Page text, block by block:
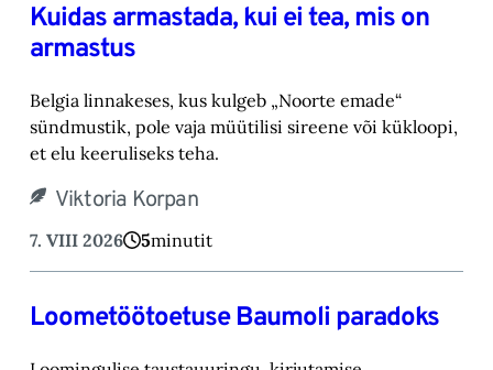
Kuidas armastada, kui ei tea, mis on
armastus
Belgia linnakeses, kus kulgeb „Noorte emade“
sündmustik, pole vaja müütilisi sireene või kük‎loopi,
et elu keeruliseks teha. ‎
Viktoria Korpan
7. VIII 2026 5minutit
Loometöötoetuse Baumoli paradoks